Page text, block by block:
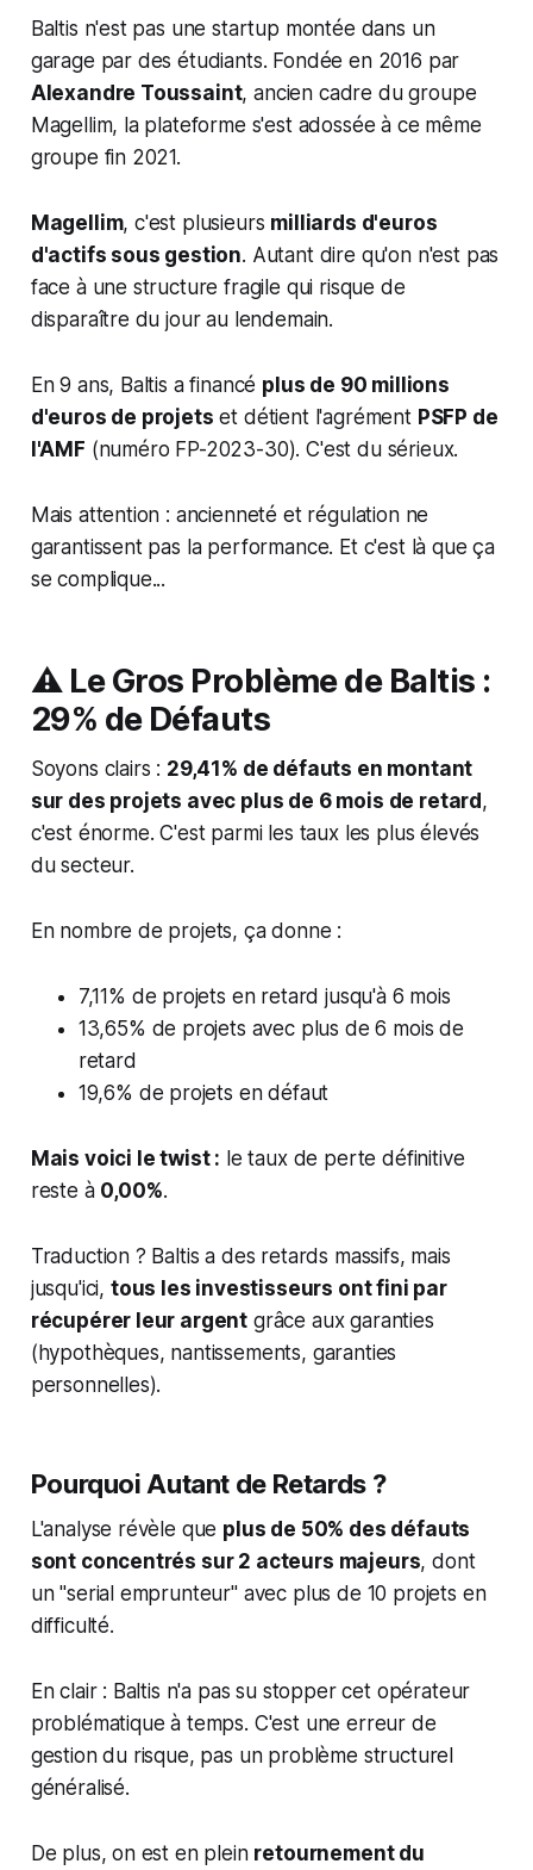
Baltis n'est pas une startup montée dans un
garage par des étudiants. Fondée en 2016 par
Alexandre Toussaint, ancien cadre du groupe
Magellim, la plateforme s'est adossée à ce même
groupe fin 2021.
Magellim, c'est plusieurs milliards d'euros
d'actifs sous gestion. Autant dire qu'on n'est pas
face à une structure fragile qui risque de
disparaître du jour au lendemain.
En 9 ans, Baltis a financé plus de 90 millions
d'euros de projets et détient l'agrément PSFP de
l'AMF (numéro FP-2023-30). C'est du sérieux.
Mais attention : ancienneté et régulation ne
garantissent pas la performance. Et c'est là que ça
se complique...
⚠️ Le Gros Problème de Baltis :
29% de Défauts
Soyons clairs : 29,41% de défauts en montant
sur des projets avec plus de 6 mois de retard,
c'est énorme. C'est parmi les taux les plus élevés
du secteur.
En nombre de projets, ça donne :
7,11% de projets en retard jusqu'à 6 mois
13,65% de projets avec plus de 6 mois de
retard
19,6% de projets en défaut
Mais voici le twist : le taux de perte définitive
reste à 0,00%.
Traduction ? Baltis a des retards massifs, mais
jusqu'ici, tous les investisseurs ont fini par
récupérer leur argent grâce aux garanties
(hypothèques, nantissements, garanties
personnelles).
Pourquoi Autant de Retards ?
L'analyse révèle que plus de 50% des défauts
sont concentrés sur 2 acteurs majeurs, dont
un "serial emprunteur" avec plus de 10 projets en
difficulté.
En clair : Baltis n'a pas su stopper cet opérateur
problématique à temps. C'est une erreur de
gestion du risque, pas un problème structurel
généralisé.
De plus, on est en plein retournement du